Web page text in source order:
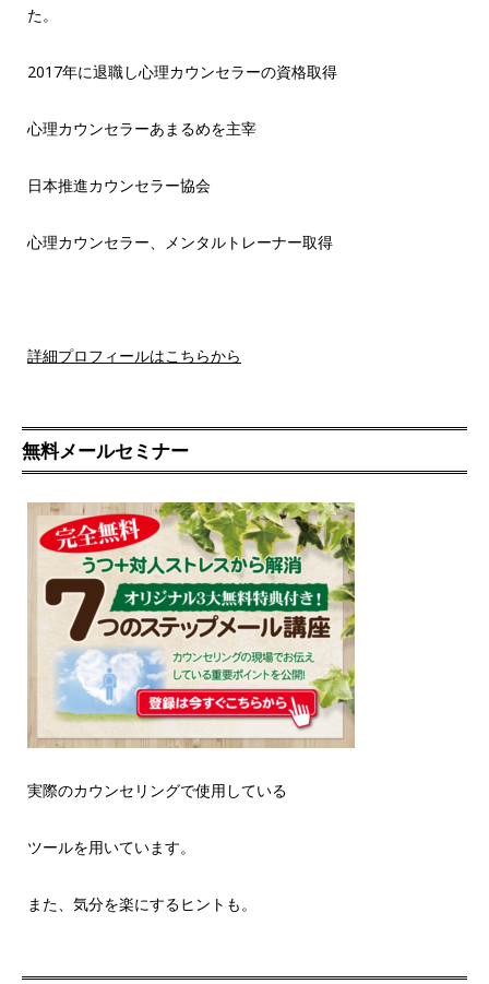
た。
2017年に退職し心理カウンセラーの資格取得
心理カウンセラーあまるめを主宰
日本推進カウンセラー協会
心理カウンセラー、メンタルトレーナー取得
詳細プロフィールはこちらから
無料メールセミナー
実際のカウンセリングで使用している
ツールを用いています。
また、気分を楽にするヒントも。